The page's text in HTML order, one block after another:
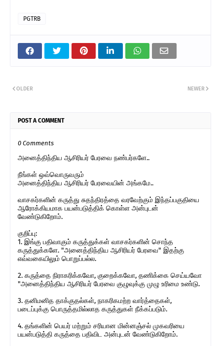
PGTRB
NEWER
OLDER
POST A COMMENT
0 Comments
அனைத்திந்திய ஆசிரியர் பேரவை நண்பர்களே..
நீங்கள் ஒவ்வொருவரும்
அனைத்திந்திய ஆசிரியர் பேரவையின் அங்கமே..
வாசகர்களின் கருத்து சுதந்திரத்தை வரவேற்கும் இந்தப்பகுதியை
ஆரோக்கியமாக பயன்படுத்திக் கொள்ள அன்புடன்
வேண்டுகிறோம்.
குறிப்பு:
1. இங்கு பதிவாகும் கருத்துக்கள் வாசகர்களின் சொந்த
கருத்துக்களே. "அனைத்திந்திய ஆசிரியர் பேரவை" இதற்கு
எவ்வகையிலும் பொறுப்பல்ல.
2. கருத்தை நிராகரிக்கவோ, குறைக்கவோ, தணிக்கை செய்யவோ
"அனைத்திந்திய ஆசிரியர் பேரவை குழுவுக்கு முழு உரிமை உண்டு.
3. தனிமனித தாக்குதல்கள், நாகரிகமற்ற வார்த்தைகள்,
படைப்புக்கு பொருத்தமில்லாத கருத்துகள் நீக்கப்படும்.
4. தங்களின் பெயர் மற்றும் சரியான மின்னஞ்சல் முகவரியை
பயன்படுத்தி கருத்தை பதிவிட அன்புடன் வேண்டுகிறோம்.